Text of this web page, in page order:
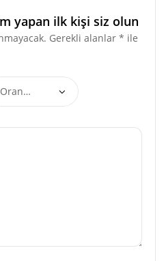
yapan ilk kişi siz olun
Gerekli alanlar * ile